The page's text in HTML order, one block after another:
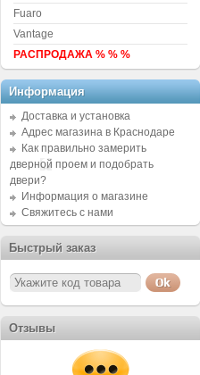
Fuaro
Vantage
РАСПРОДАЖА % % %
Информация
Доставка и установка
Адрес магазина в Краснодаре
Как правильно замерить
дверной проем и подобрать
двери?
Информация о магазине
Свяжитесь с нами
Быстрый заказ
Отзывы